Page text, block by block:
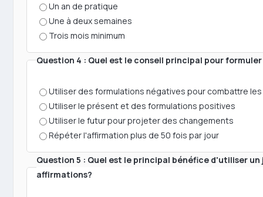
Un an de pratique
Une à deux semaines
Trois mois minimum
Question 4 : Quel est le conseil principal pour
Utiliser des formulations négatives pour combattre
Utiliser le présent et des formulations positives
Utiliser le futur pour projeter des changements
Répéter l'affirmation plus de 50 fois par jour
Question 5 : Quel est le principal bénéfice d'utiliser
affirmations?